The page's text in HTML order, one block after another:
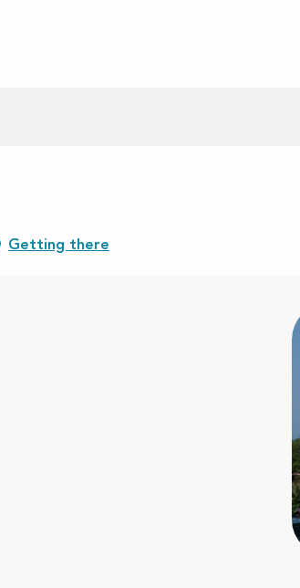
Getting there